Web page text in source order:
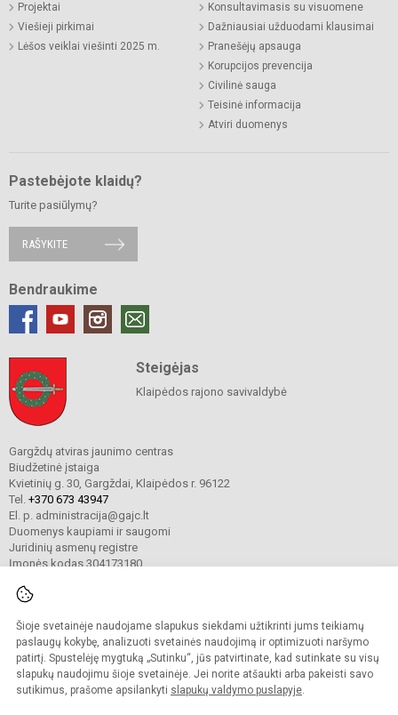
Šioje svetainėje naudojame slapukus siekdami užtikrinti jums teikiamų
paslaugų kokybę, analizuoti svetainės naudojimą ir optimizuoti naršymo
patirtį. Spustelėję mygtuką „Sutinku“, jūs patvirtinate, kad sutinkate su visų
slapukų naudojimu šioje svetainėje. Jei norite atšaukti arba pakeisti savo
sutikimus, prašome apsilankyti slapukų valdymo puslapyje.
Projektai
Viešieji pirkimai
Lėšos veiklai viešinti 2025 m.
Konsultavimasis su visuomene
Dažniausiai užduodami klausimai
Pranešėjų apsauga
Korupcijos prevencija
Civilinė sauga
Teisinė informacija
Atviri duomenys
Pastebėjote klaidų?
Turite pasiūlymų?
RAŠYKITE
Bendraukime
Steigėjas
Klaipėdos rajono savivaldybė
Gargždų atviras jaunimo centras
Biudžetinė įstaiga
Kvietinių g. 30, Gargždai, Klaipėdos r. 96122
Tel. +370 673 43947
El. p. administracija@gajc.lt
Duomenys kaupiami ir saugomi
Juridinių asmenų registre
Įmonės kodas 304173180
© 2024. Gargždų atviras jaunimo centras. Visos teisės saugomos.
Kopijuoti turinį be raštiško įstaigos administracijos sutikimo griežtai draudžiama.
Prieinamumo paraiška Slapukų valdymas
Sumanus būdas atnaujinti